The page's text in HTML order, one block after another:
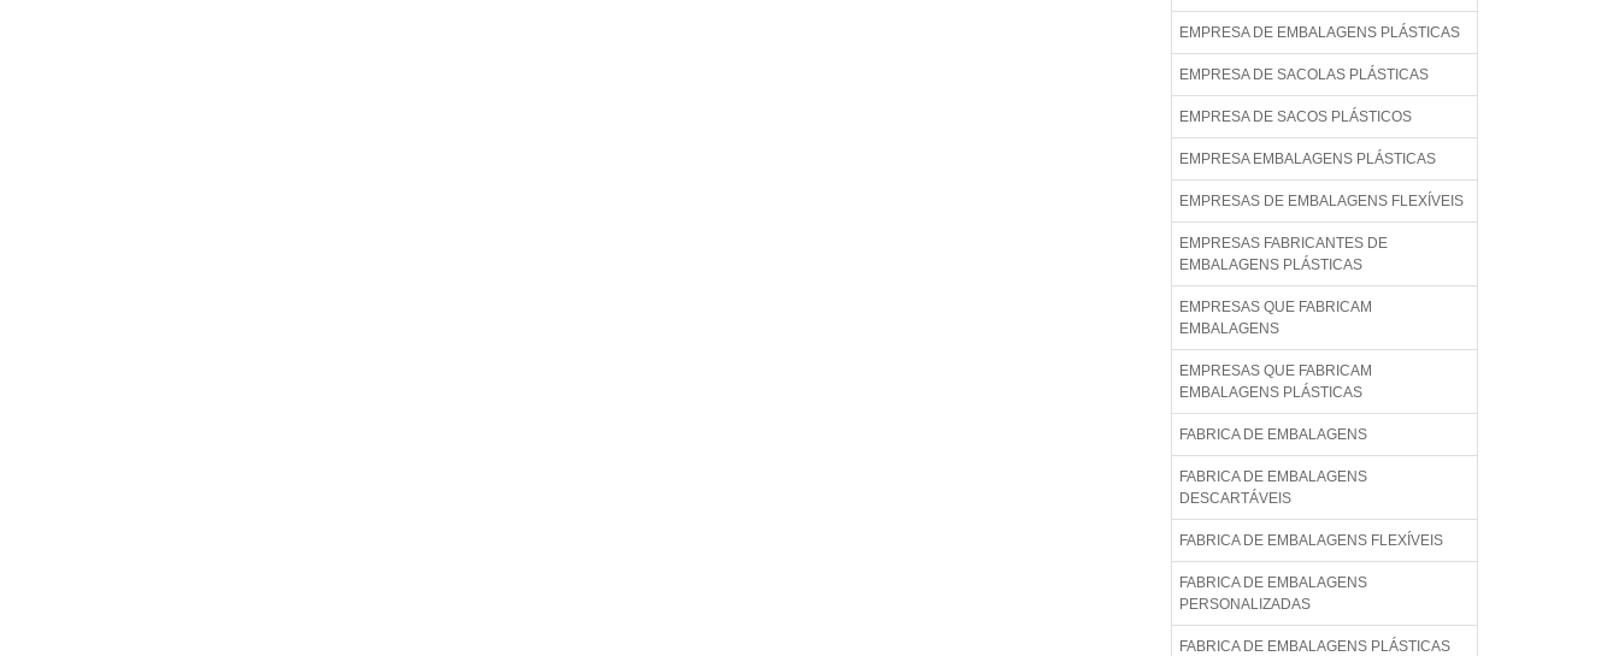
EMPRESA DE EMBALAGENS PLÁSTICAS
EMPRESA DE SACOLAS PLÁSTICAS
EMPRESA DE SACOS PLÁSTICOS
EMPRESA EMBALAGENS PLÁSTICAS
EMPRESAS DE EMBALAGENS FLEXÍVEIS
EMPRESAS FABRICANTES DE
EMBALAGENS PLÁSTICAS
EMPRESAS QUE FABRICAM
EMBALAGENS
EMPRESAS QUE FABRICAM
EMBALAGENS PLÁSTICAS
FABRICA DE EMBALAGENS
FABRICA DE EMBALAGENS
DESCARTÁVEIS
FABRICA DE EMBALAGENS FLEXÍVEIS
FABRICA DE EMBALAGENS
PERSONALIZADAS
FABRICA DE EMBALAGENS PLÁSTICAS